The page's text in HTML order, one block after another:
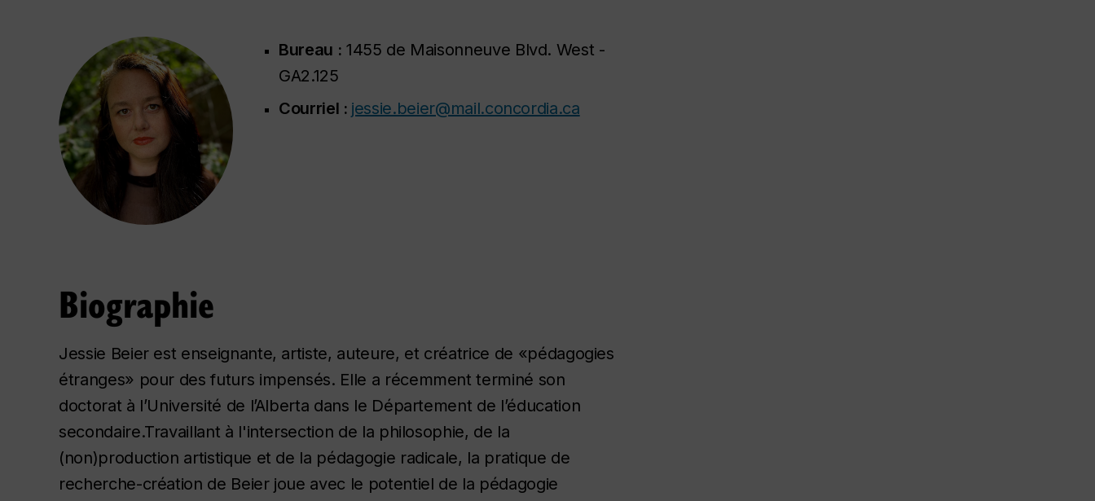
Bureau : 1455 de Maisonneuve Blvd. West -
GA2.125
Courriel : jessie.beier@mail.concordia.ca
Biographie
Jessie Beier est enseignante, artiste, auteure, et créatrice de «pédagogies
étranges» pour des futurs impensés. Elle a récemment terminé son
doctorat à l’Université de l’Alberta dans le Département de l’éducation
secondaire.Travaillant à l'intersection de la philosophie, de la
(non)production artistique et de la pédagogie radicale, la pratique de
recherche-création de Beier joue avec le potentiel de la pédagogie